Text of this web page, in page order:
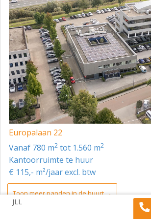
Europalaan 22
vanaf 780 m2 tot 1.560 m2
Kantoorruimte te huur
€ 115,- m²/jaar excl. btw
Toon meer panden in de buurt →
JLL